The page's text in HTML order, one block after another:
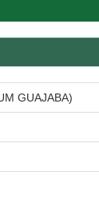
GUAJABA)